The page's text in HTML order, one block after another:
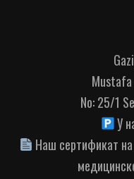
Mustafa
No: 25/1
У
Наш сертификат